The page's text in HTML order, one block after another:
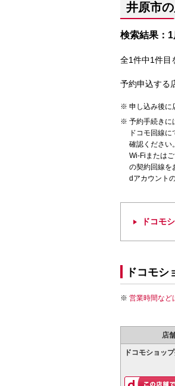
井原市
検索結果：
全1件中1件目
予約申込する
申し込み後に
予約手続きに
ドコモ回線
確認ください。
Wi-Fiまたは
の契約回線を
dアカウント
ドコモ
ドコモシ
営業時間など
店
ドコモショッ